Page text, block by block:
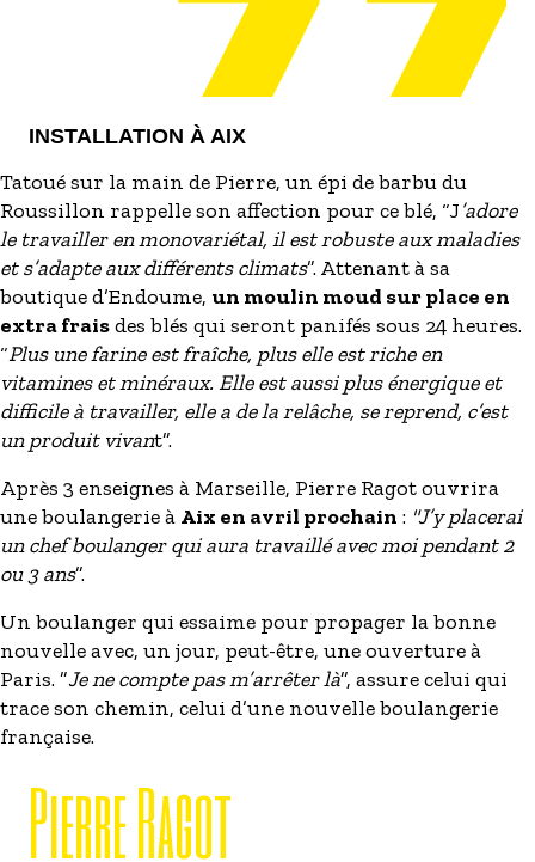
INSTALLATION À AIX
Tatoué sur la main de Pierre, un épi de barbu du
Roussillon rappelle son affection pour ce blé, “J’adore
le travailler en monovariétal, il est robuste aux maladies
et s’adapte aux différents climats”. Attenant à sa
boutique d’Endoume, un moulin moud sur place en
extra fraisdes blés qui seront panifés sous 24 heures.
“Plus une farine est fraîche, plus elle est riche en
vitamines et minéraux. Elle est aussi plus énergique et
difficile à travailler, elle a de la relâche, se reprend, c’est
un produit vivant”.
Après 3 enseignes à Marseille, Pierre Ragot ouvrira
une boulangerie à Aix en avril prochain : "J’y placerai
un chef boulanger qui aura travaillé avec moi pendant 2
ou 3 ans”.
Un boulanger qui essaime pour propager la bonne
nouvelle avec, un jour, peut-être, une ouverture à
Paris. ”Je ne compte pas m’arrêter là”, assure celui qui
trace son chemin, celui d’une nouvelle boulangerie
française.
Pierre Ragot